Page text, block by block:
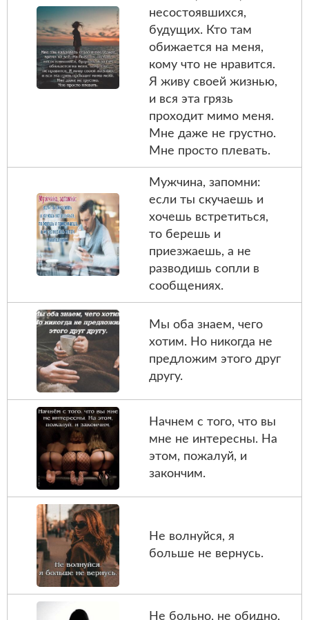
несостоявшихся,
будущих. Кто там
обижается на меня,
кому что не нравится.
Я живу своей жизнью,
и вся эта грязь
проходит мимо меня.
Мне даже не грустно.
Мне просто плевать.
Мужчина, запомни:
если ты скучаешь и
хочешь встретиться,
то берешь и
приезжаешь, а не
разводишь сопли в
сообщениях.
Мы оба знаем, чего
хотим. Но никогда не
предложим этого друг
другу.
Начнем с того, что вы
мне не интересны. На
этом, пожалуй, и
закончим.
Не волнуйся, я
больше не вернусь.
Не больно, не обидно,